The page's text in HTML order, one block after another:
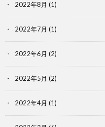
2022年8月 (1)
2022年7月 (1)
2022年6月 (2)
2022年5月 (2)
2022年4月 (1)